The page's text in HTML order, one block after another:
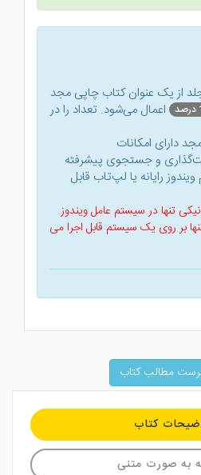
از یک عنوان کتاب‌ چاپی مجد
اعمال می‌شود. تعداد را در
دارای امکانات
و جستجوی پیشرفته
رایانه یا لپ‌تاب قابل
تنها در سیستم عامل ویندوز
بر روی یک سیستم قابل اجرا می
مطالب کتاب
کتاب
به صورت متنی